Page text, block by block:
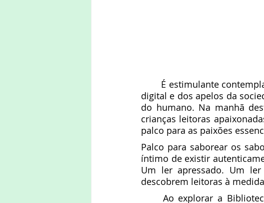
digital e dos apelos da
do humano. Na manhã
crianças leitoras apaixonadas. A Biblioteca
palco para as paixões
Palco para saborear os
íntimo de existir
Um ler apressado. Um
descobrem leitoras à